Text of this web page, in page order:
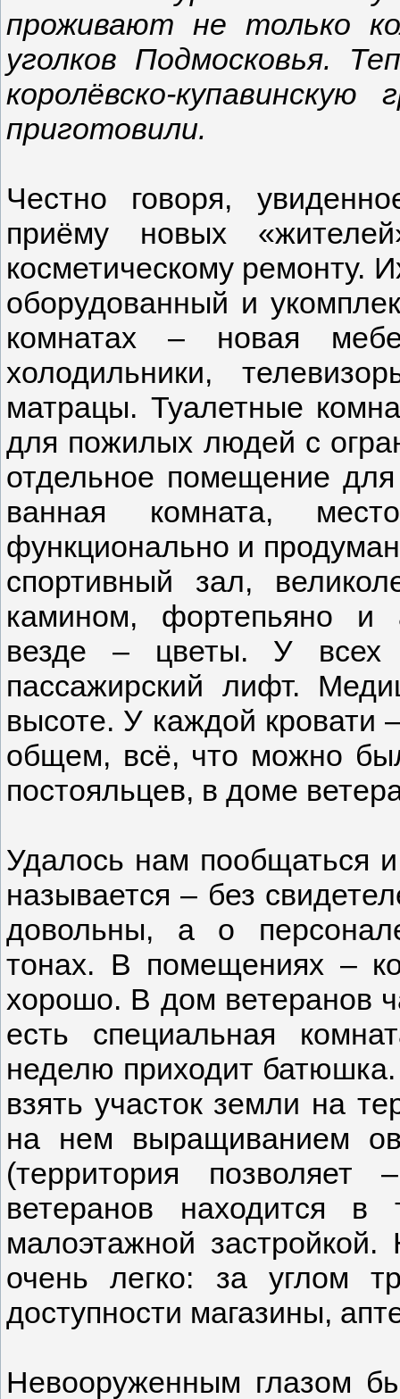
проживают не только
уголков Подмосковья.
королёвско-
приготовили.
Честно говоря,
приёму новых
косметическому ремонту.
оборудованный и
комнатах – новая
холодильники,
матрацы. Туалетные
для пожилых людей с
отдельное помещение
ванная комната,
функционально и
спортивный зал,
камином, фортепьяно и
везде – цветы. У всех
пассажирский лифт.
высоте. У каждой кровати
общем, всё, что можно
постояльцев, в доме
Удалось нам пообщаться
называется – без
довольны, а о
тонах. В помещениях –
хорошо. В дом ветеранов
есть специальная
неделю приходит
взять участок земли на
на нем выращиванием
(территория
ветеранов находится
малоэтажной
очень легко: за углом
доступности магазины,
Невооруженным глазом